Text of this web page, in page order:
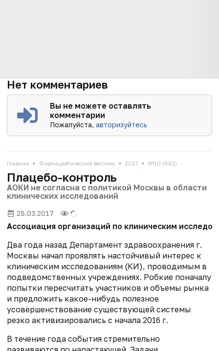
Нет комментариев
Вы не можете оставлять
комментарии
Пожалуйста,авторизуйтесь
Главная • Фармацевтический вестник • 2017 • №10 (881)
Плацебо-контроль
АОКИ не согласна с политикой Москвы в области
клинических исследований
28.03.2017
Ассоциация организаций по клиническим
Два года назад Департамент здравоохранения г.
Москвы начал проявлять настойчивый интерес к
клиническим исследованиям (КИ), проводимым в
подведомственных учреждениях. Робкие поначалу
попытки пересчитать участников и объемы рынка
и предложить какое-нибудь полезное
усовершенствование существующей системы
резко активизировались с начала 2016 г.
В течение года события стремительно